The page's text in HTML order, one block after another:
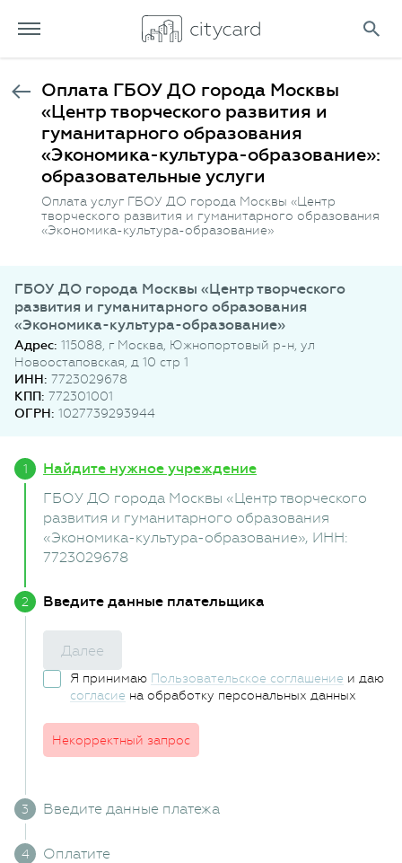
Оплата ГБОУ ДО города Москвы
«Центр творческого развития и
гуманитарного образования
«Экономика-культура-образование»:
образовательные услуги
Оплата услуг ГБОУ ДО города Москвы «Центр
творческого развития и гуманитарного образования
«Экономика-культура-образование»
ГБОУ ДО города Москвы «Центр творческого
развития и гуманитарного образования
«Экономика-культура-образование»
Адрес: 115088, г Москва, Южнопортовый р-н, ул
Новоостаповская, д 10 стр 1
ИНН: 7723029678
КПП: 772301001
ОГРН: 1027739293944
Найдите нужное учреждение
ГБОУ ДО города Москвы «Центр творческого
развития и гуманитарного образования
«Экономика-культура-образование», ИНН:
7723029678
Введите данные плательщика
Далее
Я принимаю Пользовательское соглашение и даю
согласие на обработку персональных данных
Некорректный запрос
Введите данные платежа
Оплатите